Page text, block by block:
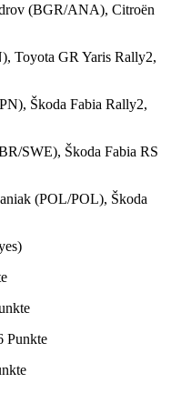
(BGR/ANA), Citroën
Toyota GR Yaris Rally2,
Škoda Fabia Rally2,
SWE), Škoda Fabia RS
(POL/POL), Škoda
Punkte